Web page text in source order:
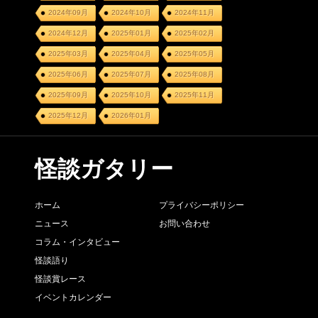
2024年09月 2024年10月 2024年11月
2024年12月 2025年01月 2025年02月
2025年03月 2025年04月 2025年05月
2025年06月 2025年07月 2025年08月
2025年09月 2025年10月 2025年11月
2025年12月 2026年01月
怪談ガタリー
ホーム
ニュース
コラム・インタビュー
怪談語り
怪談賞レース
イベントカレンダー
プライバシーポリシー
お問い合わせ